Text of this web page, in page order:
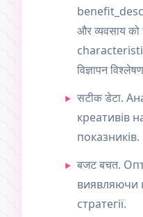
और व्यवसाय
विज्ञापन विश्लेषण
सटीक डेटा.
креативів
показників.
बजट बचत.
виявляючи
стратегії.